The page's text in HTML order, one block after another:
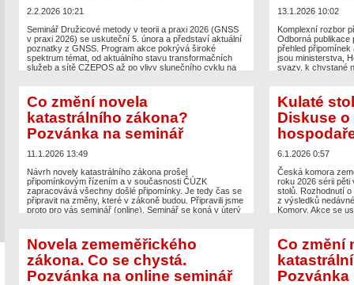
2.2.2026 10:21
Seminář Družicové metody v teorii a praxi 2026 (GNSS
v praxi 2026) se uskuteční 5. února a představí aktuální
poznatky z GNSS. Program akce pokrývá široké
spektrum témat, od aktuálního stavu transformačních
služeb a sítě CZEPOS až po vlivy slunečního cyklu na
Slovenska, konkrétně na vývoj monitoringu sítě SKPOS
a transformaci […]
The postGNSS v praxi 2026: V Brně se dozvíte
o aktuálních poznatcích v GNSSappeared first on
13.1.2026 10:02
Komplexní rozbor
Odborná publikace
přehled
jsou ministerstva,
svazy, k chystané
a připojuje k nim
zeměměřických
místě […]
The post
novele
Zeměměřič.
Co změní novela
katastrálního zákona?
Pozvánka na seminář
11.1.2026 13:49
Návrh novely katastrálního zákona prošel
připomínkovým řízením a v současnosti ČÚZK
zapracovává všechny došlé připomínky. Je tedy čas se
připravit na změny, které v zákoně budou. Připravili jsme
proto pro vás seminář (online). Seminář se koná v úterý
psát e-mail, vše […]
The postCo změní novela katastrálního zákona?
Pozvánka na seminář appeared first onZeměměřič
Kulaté
Diskuse
6.1.2026 0:57
Česká komora
roku 2026 sérii
stolů. Rozhodnutí
z výsledků
Komory. Akce se
a strategický plán
druhého roku
a prezentace […]
The postKulaté
Novela zememěřického
zákona. Co se chystá.
Pozvánka na online seminář
Co změní
Pozvánka